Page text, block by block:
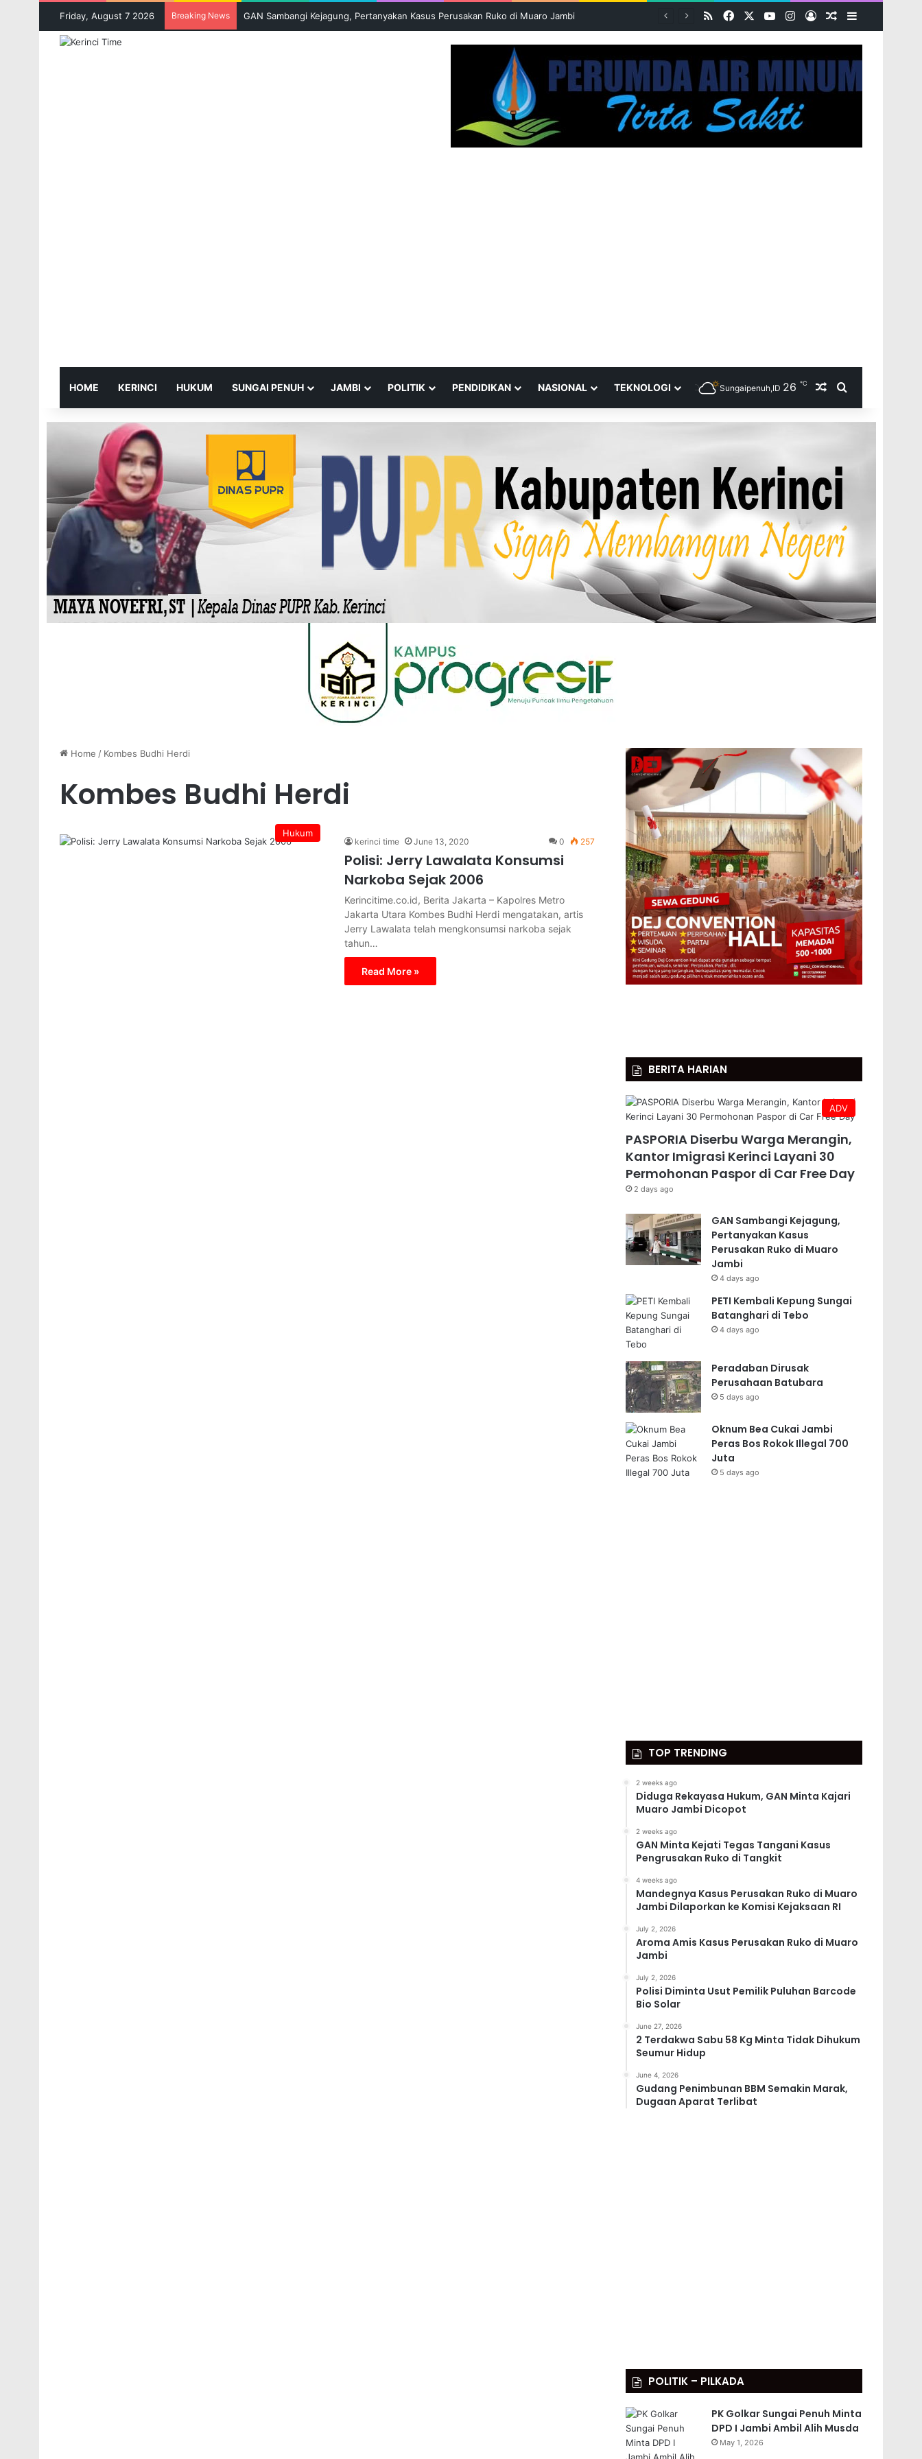
Friday, August 7 2026 Breaking News PETI Kembali Kepung Sungai Batanghari di Tebo RSS Facebook YouTubeInstagram
Log InRandom Article
HOME KERINCI HUKUM SUNGAI PENUH JAMBI POLITIK PENDIDIKAN NASIONAL TEKNOLOGI Sungaipenuh,ID 26 ℃ Random Article
Search for
Home / Kombes Budhi Herdi
Kombes Budhi Herdi
Hukum
kerinci time June 13, 2020 0 257
Polisi: Jerry Lawalata Konsumsi
Narkoba Sejak 2006
Kerincitime.co.id, Berita Jakarta – Kapolres Metro
Jakarta Utara Kombes Budhi Herdi mengatakan, artis
Jerry Lawalata telah mengkonsumsi narkoba sejak
tahun…
Read More »
BERITA HARIAN
ADV
PASPORIA Diserbu Warga Merangin,
Kantor Imigrasi Kerinci Layani 30
Permohonan Paspor di Car Free Day
2 days ago
GAN Sambangi Kejagung,
Pertanyakan Kasus
Perusakan Ruko di Muaro
Jambi
4 days ago
PETI Kembali Kepung Sungai
Batanghari di Tebo
4 days ago
Peradaban Dirusak
Perusahaan Batubara
5 days ago
Oknum Bea Cukai Jambi
Peras Bos Rokok Illegal 700
Juta
5 days ago
TOP TRENDING
2 weeks ago
Diduga Rekayasa Hukum, GAN Minta Kajari
Muaro Jambi Dicopot
2 weeks ago
GAN Minta Kejati Tegas Tangani Kasus
Pengrusakan Ruko di Tangkit
4 weeks ago
Mandegnya Kasus Perusakan Ruko di Muaro
Jambi Dilaporkan ke Komisi Kejaksaan RI
July 2, 2026
Aroma Amis Kasus Perusakan Ruko di Muaro
Jambi
July 2, 2026
Polisi Diminta Usut Pemilik Puluhan Barcode
Bio Solar
June 27, 2026
2 Terdakwa Sabu 58 Kg Minta Tidak Dihukum
Seumur Hidup
June 4, 2026
Gudang Penimbunan BBM Semakin Marak,
Dugaan Aparat Terlibat
POLITIK – PILKADA
PK Golkar Sungai Penuh Minta
DPD I Jambi Ambil Alih Musda
May 1, 2026